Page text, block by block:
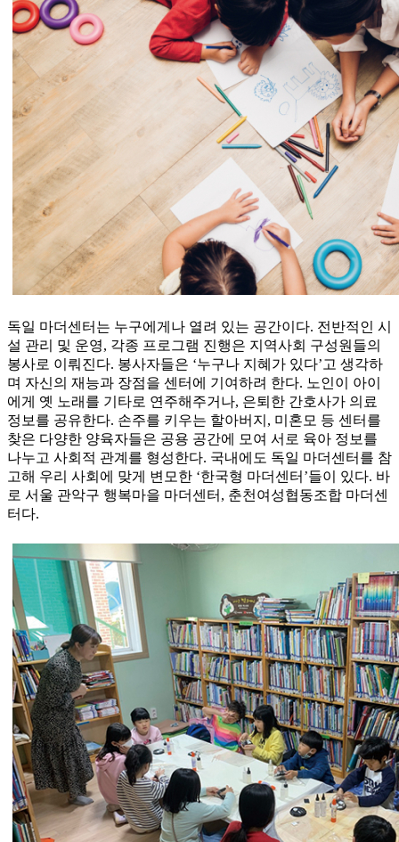
독일 마더센터는 누구에게나 열려 있는 공간이다. 전반적인 시
설 관리 및 운영, 각종 프로그램 진행은 지역사회 구성원들의
봉사로 이뤄진다. 봉사자들은 ‘누구나 지혜가 있다’고 생각하
며 자신의 재능과 장점을 센터에 기여하려 한다. 노인이 아이
에게 옛 노래를 기타로 연주해주거나, 은퇴한 간호사가 의료
정보를 공유한다. 손주를 키우는 할아버지, 미혼모 등 센터를
찾은 다양한 양육자들은 공용 공간에 모여 서로 육아 정보를
나누고 사회적 관계를 형성한다. 국내에도 독일 마더센터를 참
고해 우리 사회에 맞게 변모한 ‘한국형 마더센터’들이 있다. 바
로 서울 관악구 행복마을 마더센터, 춘천여성협동조합 마더센
터다.